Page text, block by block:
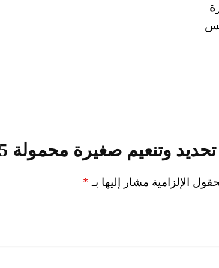
وتنعيم صغيرة محمولة 2025”
الإلزامية مشار إليها بـ *